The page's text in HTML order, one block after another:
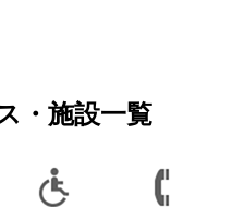
www.washin-optical.co.jp/
19:00
0505
・施設一覧